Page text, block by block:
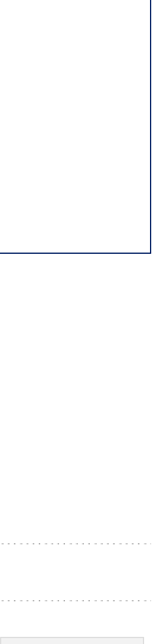
成熟社会発展のサ